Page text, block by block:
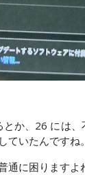
か、26 には
ていたんですね。
通に困りますよ